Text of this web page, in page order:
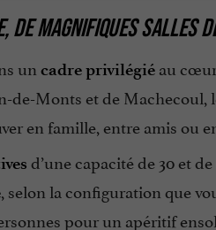
DE MAGNIFIQUES SALLES
un cadre privilégiéau cœur
de-Monts et de Machecoul,
en famille, entre amis ou
d’une capacité de 30 et
, selon la configuration que
pour un apéritif